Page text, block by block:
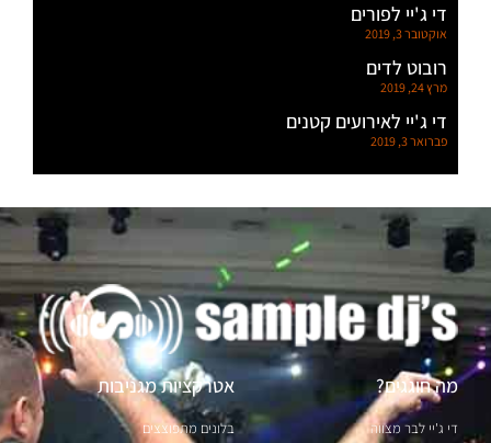
די ג'יי לפורים
אוקטובר 3, 2019
רובוט לדים
מרץ 24, 2019
די ג'יי לאירועים קטנים
פברואר 3, 2019
מה חוגגים?
די ג'יי לבר מצווה
אטרקציות מגניבות
בלונים מתפוצצים